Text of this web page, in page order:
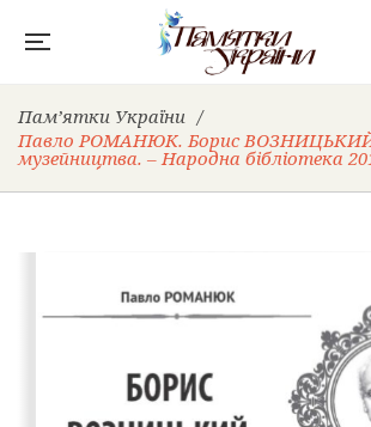
Пам’ятки України /
Павло РОМАНЮК. Борис ВОЗНИЦЬКИЙ
музейництва. – Народна бібліотека